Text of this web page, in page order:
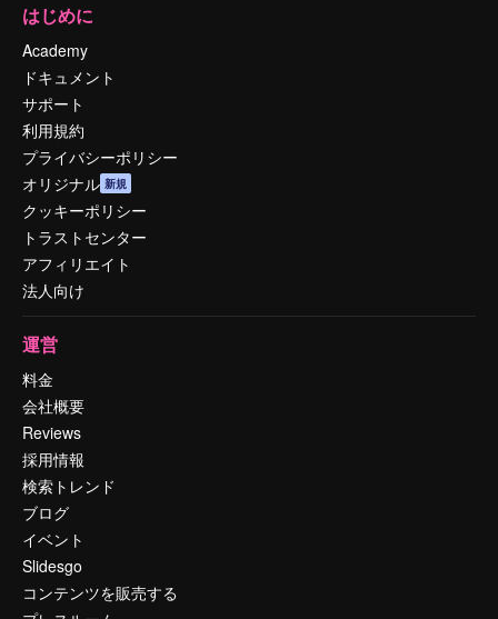
はじめに
Academy
ドキュメント
サポート
利用規約
プライバシーポリシー
オリジナル 新規
クッキーポリシー
トラストセンター
アフィリエイト
法人向け
運営
料金
会社概要
Reviews
採用情報
検索トレンド
ブログ
イベント
Slidesgo
コンテンツを販売する